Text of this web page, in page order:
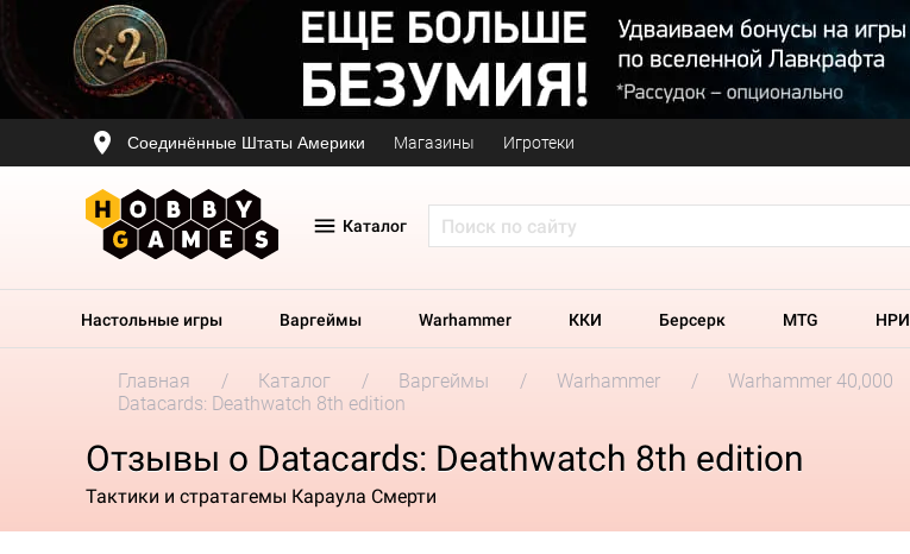
Соединённые Штаты Америки Магазины Игротеки
Каталог
Настольные игры Варгеймы Warhammer ККИ Берсерк MTG НРИ
Главная Каталог Варгеймы Warhammer Warhammer 40,000
Datacards: Deathwatch 8th edition
Отзывы о Datacards: Deathwatch 8th edition
Тактики и стратагемы Караула Смерти